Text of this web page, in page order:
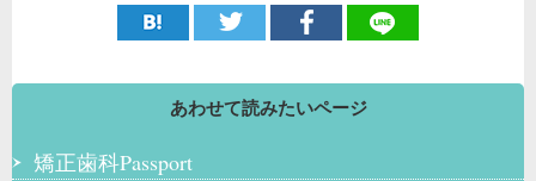
あわせて読みたいページ
矯正歯科Passport